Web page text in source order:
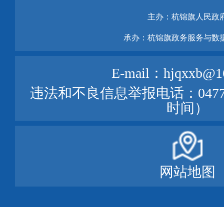
主办：杭锦旗人民政
承办：杭锦旗政务服务与数
E-mail：
违法和不良信息举报电话：
时间）
网站地图